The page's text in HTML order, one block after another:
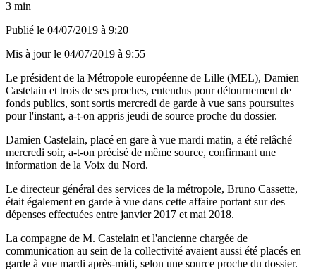
3 min
Publié le 04/07/2019 à 9:20
Mis à jour le 04/07/2019 à 9:55
Le président de la Métropole européenne de Lille (MEL), Damien
Castelain et trois de ses proches, entendus pour détournement de
fonds publics, sont sortis mercredi de garde à vue sans poursuites
pour l'instant, a-t-on appris jeudi de source proche du dossier.
Damien Castelain, placé en gare à vue mardi matin, a été relâché
mercredi soir, a-t-on précisé de même source, confirmant une
information de la Voix du Nord.
Le directeur général des services de la métropole, Bruno Cassette,
était également en garde à vue dans cette affaire portant sur des
dépenses effectuées entre janvier 2017 et mai 2018.
La compagne de M. Castelain et l'ancienne chargée de
communication au sein de la collectivité avaient aussi été placés en
garde à vue mardi après-midi, selon une source proche du dossier.